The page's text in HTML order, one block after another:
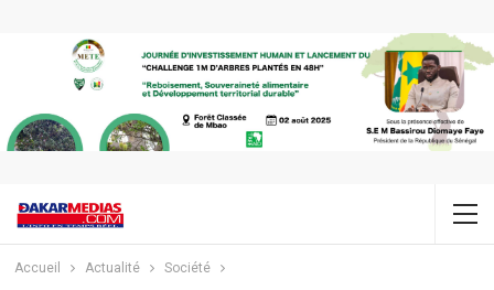
Accueil Actualité Société